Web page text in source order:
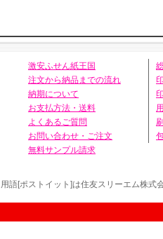
激安ふせん紙王国
注文から納品までの流れ
納期について
お支払方法・送料
よくあるご質問
お問い合わせ・ご注文
無料サンプル請求
用語[ポストイット]は住友スリーエム株式